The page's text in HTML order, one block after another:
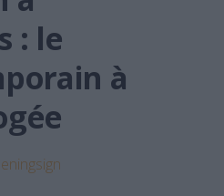
: le
à